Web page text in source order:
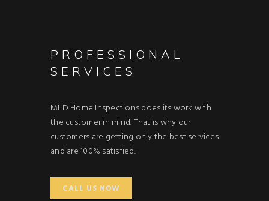
PROFESSIONAL
SERVICES
MLD Home Inspections does its work with
the customer in mind. That is why our
customers are getting only the best services
and are 100% satisfied.
CALL US NOW